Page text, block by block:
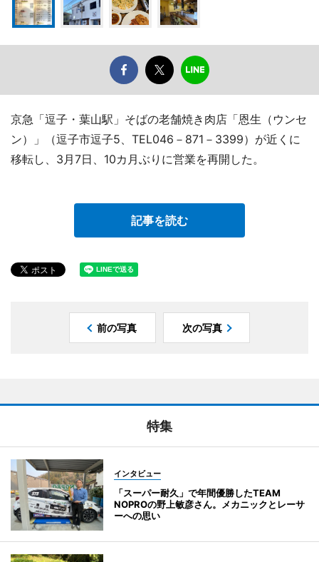
京急「逗子・葉山駅」そばの老舗焼き肉店「恩生（ウンセ
ン）」（逗子市逗子5、TEL046－871－3399）が近くに
移転し、3月7日、10カ月ぶりに営業を再開した。
記事を読む
前の写真 次の写真
特集
インタビュー
「スーパー耐久」で年間優勝したTEAM
NOPROの野上敏彦さん。メカニックとレーサ
ーへの思い